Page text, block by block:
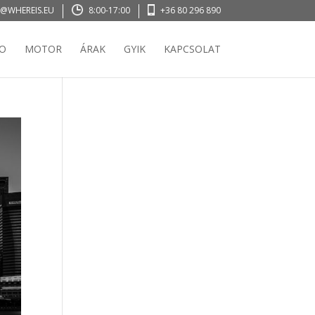
+36 80 296 890
8:00-17:00
MOTOR ÁRAK GYIK KAPCSOLAT